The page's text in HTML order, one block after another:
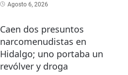
Agosto 6, 2026
Caen dos presuntos
narcomenudistas en
Hidalgo; uno portaba un
revólver y droga